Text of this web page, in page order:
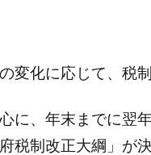
変化に応じて、税制
に、年末までに翌
税制改正大綱」が